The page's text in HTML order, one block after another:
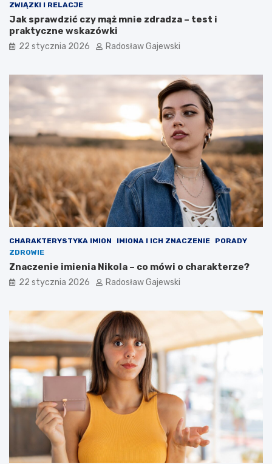
ZWIĄZKI I RELACJE
Jak sprawdzić czy mąż mnie zdradza – test i
praktyczne wskazówki
22 stycznia 2026 Radosław Gajewski
CHARAKTERYSTYKA IMION IMIONA I ICH ZNACZENIE
PORADY
ZDROWIE
Znaczenie imienia Nikola – co mówi o charakterze?
22 stycznia 2026 Radosław Gajewski